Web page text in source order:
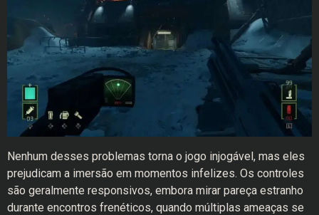
Nenhum desses problemas torna o jogo injogável, mas eles
prejudicam a imersão em momentos infelizes. Os controles
são geralmente responsivos, embora mirar pareça estranho
durante encontros frenéticos, quando múltiplas ameaças se